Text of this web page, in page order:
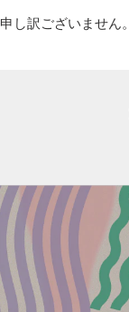
申し訳ございません